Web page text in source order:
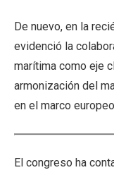
De nuevo, en la
evidenció la
marítima como eje
armonización del
en el marco
El congreso ha